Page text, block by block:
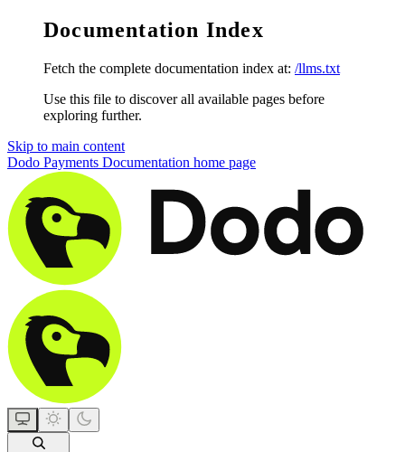
Documentation Index
Fetch the complete documentation index at: /llms.txt
Use this file to discover all available pages before
exploring further.
Skip to main content
Dodo Payments Documentation home page